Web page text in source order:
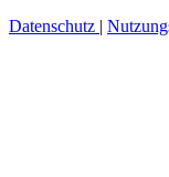
Datenschutz |